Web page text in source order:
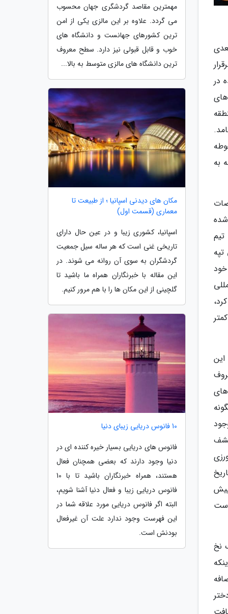
در
های
منطقه
این محوطه
به
خود
های
چگونه
دانه گیاهی کشف
اینکه به نظر می رسد حدود 3200 سال پیش
نخ
اضافه
مهمترین مقاصد گردشگری جهان محسوب
می گردد. علاوه بر این مالزی یکی از امن
ترین کشورهای جهانست و دانشگاه های
خوب و قابل قبولی نیز دارد. سطح معروف
ترین دانشگاه های مالزی متوسط به بالا...
مکان های دیدنی اسپانیا ؛ از طبیعت تا
معماری (قسمت اول)
اسپانیا، کشوری زیبا و در عین حال دارای
تاریخی غنی است که هر ساله سیل جمعیت
گردشگران به سوی آن روانه می شوند. در
این مقاله با خبرنگاران همراه ما باشید تا
گلچینی از این مکان ها را با هم مرور کنیم.
10 فانوس دریایی زیبای دنیا
فانوس های دریایی بسیار خیره کننده ای در
دنیا وجود دارند که بعضی همچنان فعال
هستند، همراه خبرنگاران باشید تا با 10
فانوس دریایی زیبا و فعال دنیا آشنا شویم،
البته اگر فانوس دریایی مورد علاقه شما در
این فهرست وجود ندارد علت آن غیرفعال
بودنش است.